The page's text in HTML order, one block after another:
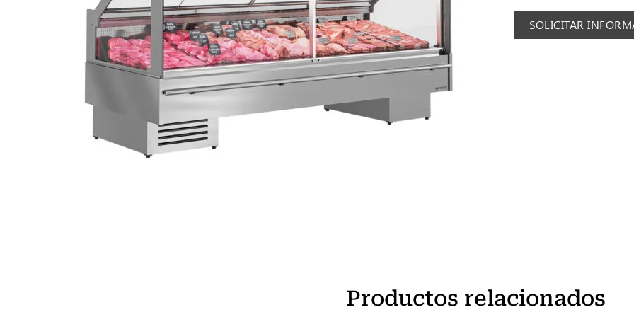
SOLICITAR
Productos relacionados